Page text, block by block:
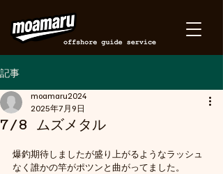
記事
7/8 ムズメタル
moamaru2024
2025年7月9日
爆釣期待しましたが盛り上がるようなラッシュ
なく誰かの竿がポツンと曲がってました。